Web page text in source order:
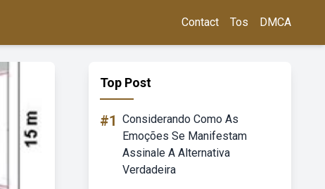
Contact Tos DMCA
Top Post
#1 Considerando Como As
Emoções Se Manifestam
Assinale A Alternativa
Verdadeira